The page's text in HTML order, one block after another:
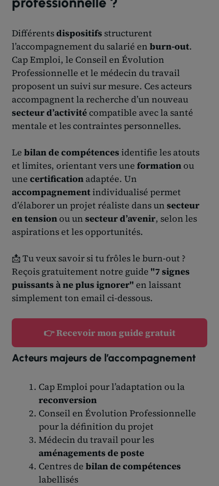
Différentsdispositifs structurent
l’accompagnement du salarié en burn-out.
Cap Emploi, le Conseil en Évolution
Professionnelle et le médecin du travail
proposent un suivi sur mesure. Ces acteurs
accompagnent la recherche d’un nouveau
secteur d’activité compatible avec la santé
mentale et les contraintes personnelles.
Le bilan de compétencesidentifie les atouts
et limites, orientant vers une formation ou
une certification adaptée. Un
accompagnementindividualisé permet
d’élaborer un projet réaliste dans un secteur
en tension ou un secteur d’avenir, selon les
aspirations et les opportunités.
📩 Tu veux savoir si tu frôles le burn-out ?
Reçois gratuitement notre guide "7 signes
puissants à ne plus ignorer" en laissant
simplement ton email ci-dessous.
👉 Recevoir mon guide gratuit
Acteurs majeurs de l’accompagnement
Cap Emploi pour l’adaptation ou la
reconversion
Conseil en Évolution Professionnelle
pour la définition du projet
Médecin du travail pour les
aménagements de poste
Centres de bilan de compétences
labellisés